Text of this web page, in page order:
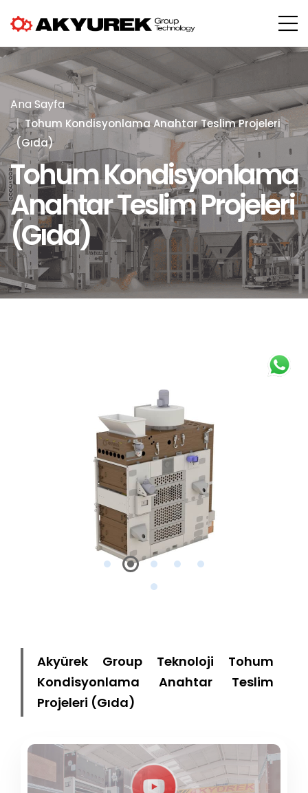
Ana Sayfa
Tohum Kondisyonlama Anahtar Teslim Projeleri
(Gıda)
Tohum Kondisyonlama
Anahtar Teslim Projeleri
(Gıda)
Akyürek Group Teknoloji Tohum
Kondisyonlama Anahtar Teslim
Projeleri (Gıda)